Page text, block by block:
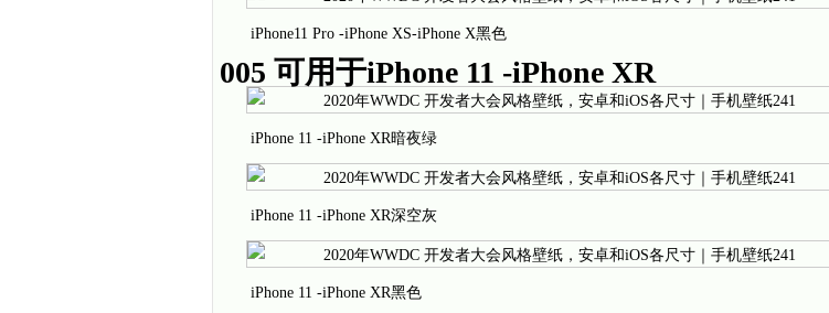
iPhone11 Pro -iPhone XS-iPhone X黑色
005 可用于iPhone 11 -iPhone XR
iPhone 11 -iPhone XR暗夜绿
iPhone 11 -iPhone XR深空灰
iPhone 11 -iPhone XR黑色